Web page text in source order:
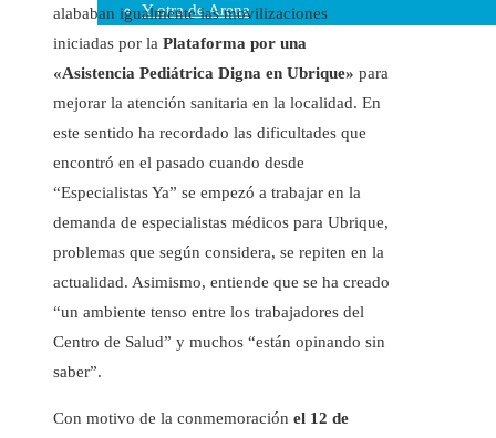
Y otra de Arena
Noticias Sanitarias
Enlaces
alababan igualmente las movilizaciones
iniciadas por la Plataforma por una
«Asistencia Pediátrica Digna en Ubrique» para
mejorar la atención sanitaria en la localidad. En
este sentido ha recordado las dificultades que
encontró en el pasado cuando desde
“Especialistas Ya” se empezó a trabajar en la
demanda de especialistas médicos para Ubrique,
problemas que según considera, se repiten en la
actualidad. Asimismo, entiende que se ha creado
“un ambiente tenso entre los trabajadores del
Centro de Salud” y muchos “están opinando sin
saber”.
Con motivo de la conmemoración el 12 de